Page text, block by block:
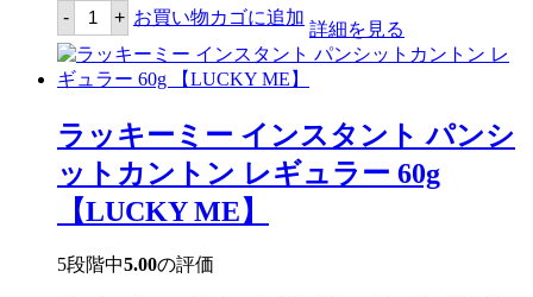
- ラ
ッ
キ
ー
ミ
イ
ン
タ
ン
ト
ン
シ
+ お買い物カゴに追加
詳細を見る
ラッキーミー インスタント パンシ
ットカントン レギュラー 60g
【LUCKY ME】
5段階中5.00の評価